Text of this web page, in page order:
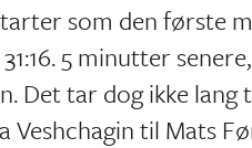
som den første
5 minutter
Det tar dog ikke
Veshchagin til Mats